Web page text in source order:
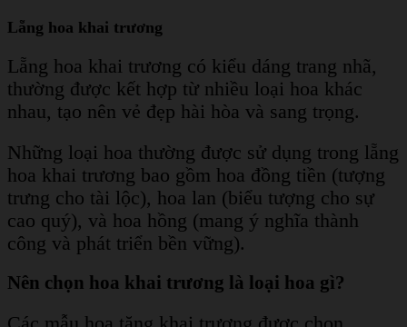
Lẵng hoa khai trương
Lẵng hoa khai trương có kiểu dáng trang nhã,
thường được kết hợp từ nhiều loại hoa khác
nhau, tạo nên vẻ đẹp hài hòa và sang trọng.
Những loại hoa thường được sử dụng trong lẵng
hoa khai trương bao gồm hoa đồng tiền (tượng
trưng cho tài lộc), hoa lan (biểu tượng cho sự
cao quý), và hoa hồng (mang ý nghĩa thành
công và phát triển bền vững).
Nên chọn hoa khai trương là loại hoa gì?